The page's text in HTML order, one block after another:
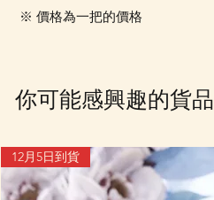
※ 價格為一把的價格
你可能感興趣的貨品
12月5日到貨